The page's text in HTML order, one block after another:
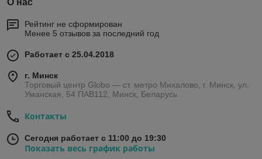
О нас
Рейтинг не сформирован
Менее 5 отзывов за последний год
Работает с 25.04.2018
г. Минск
Торговый центр Globo — ст. метро Михалово, г. Минск, ул.
Уманская, 54 ПАВ112, Минск, Беларусь
Контакты
Сегодня работает с 11:00 до 19:30
Показать весь график работы